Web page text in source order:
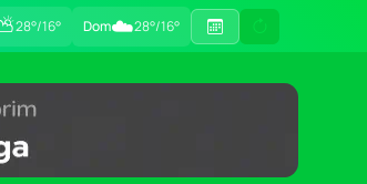
28°/16° Dom☁️28°/16°